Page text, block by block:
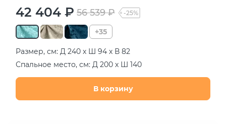
42 404 ₽ 56 539 ₽ -25%
+35
Размер, см: Д 240 х Ш 94 х В 82
Спальное место, см: Д 200 х Ш 140
В корзину